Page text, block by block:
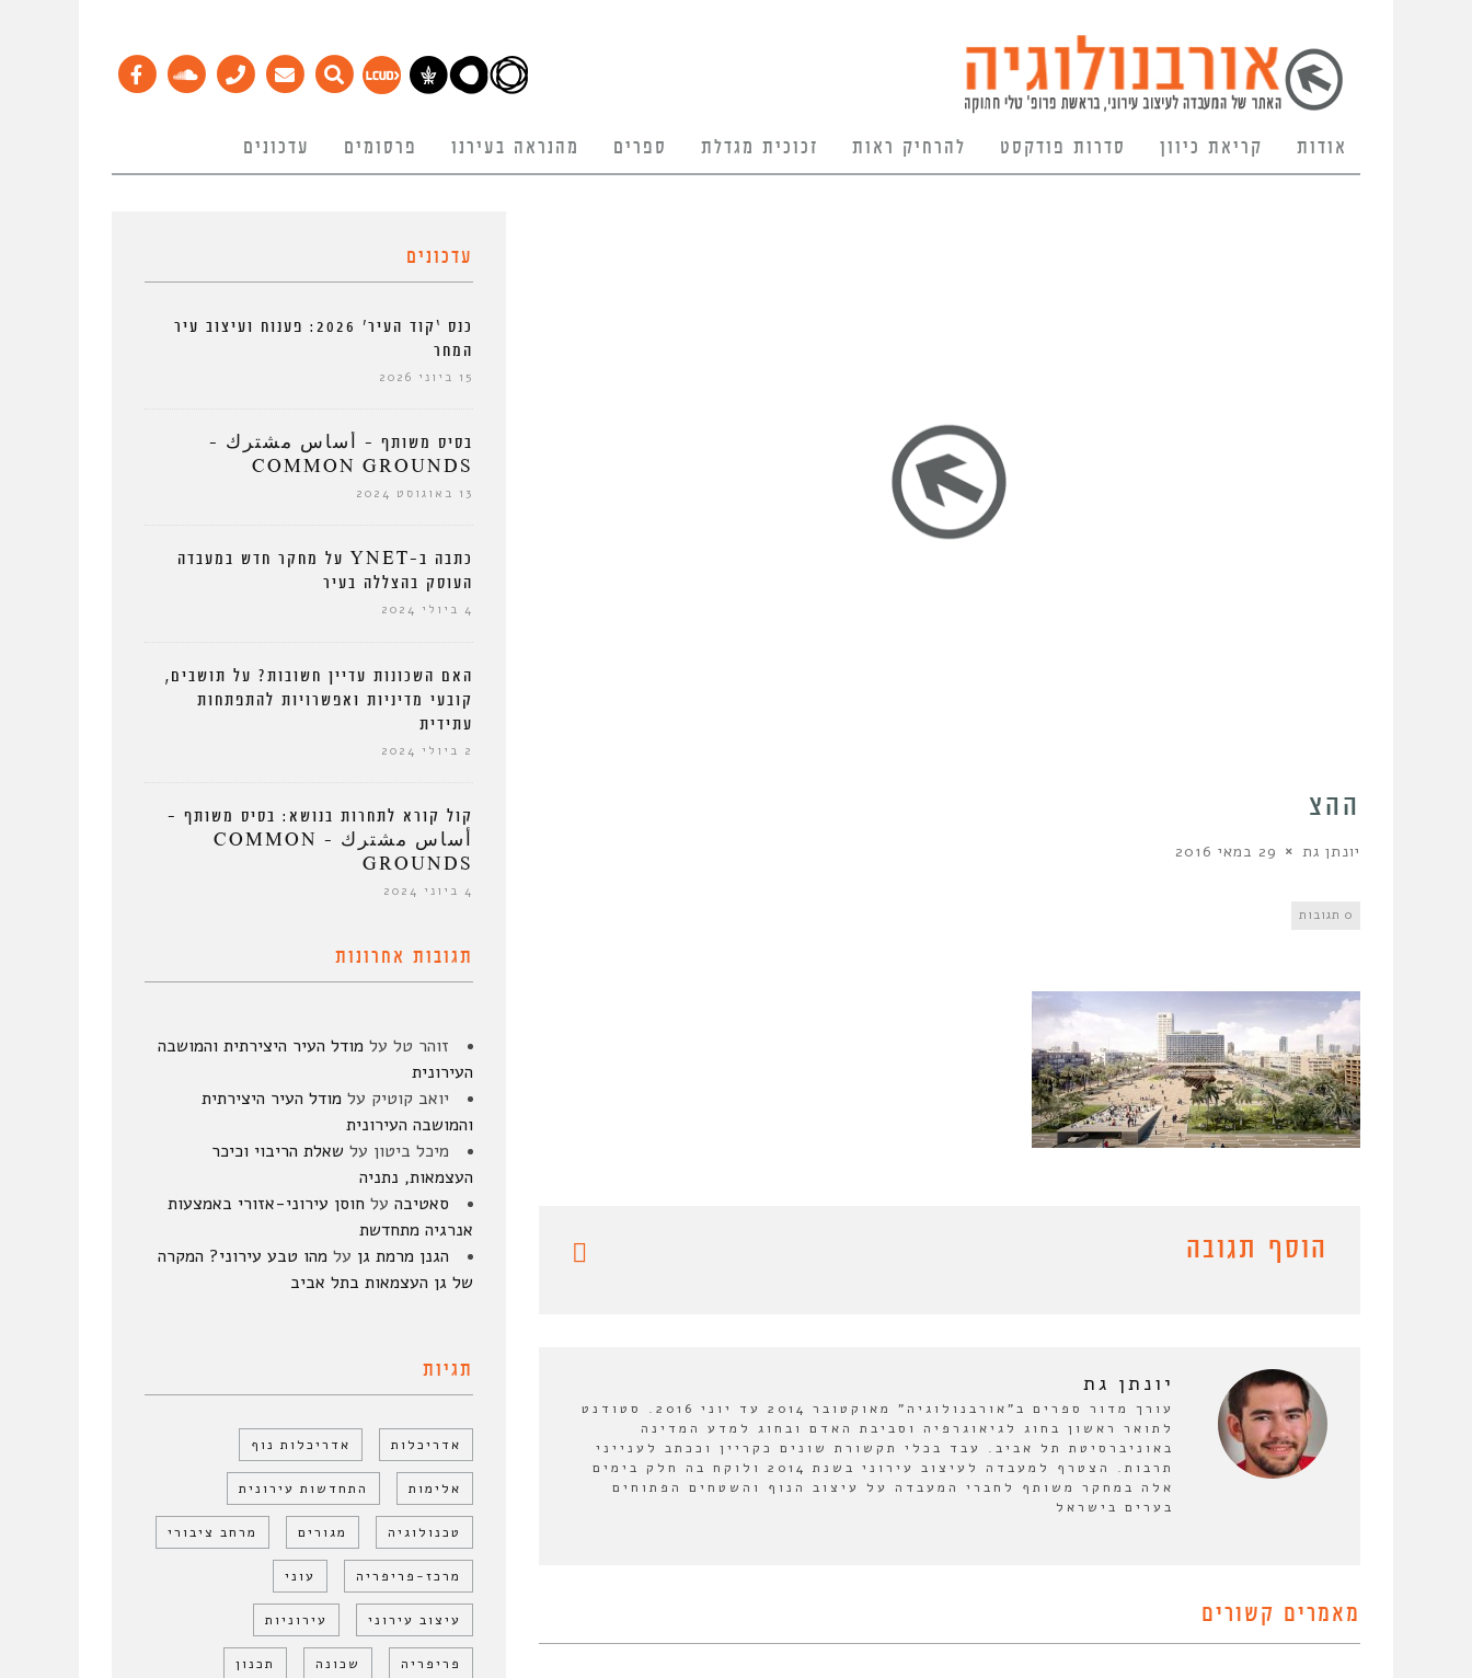
אודות קריאת כיוון סדרות פודקסט להרחיק ראות זכוכית מגדלת ספרים מהנראה בעירנו פרסומים עדכונים
ההצ
יונתן גת 29 במאי 2016
0 תגובות
הוסף תגובה
יונתן גת
עורך מדור ספרים ב"אורבנולוגיה" מאוקטובר 2014 עד יוני 2016. סטודנט
לתואר ראשון בחוג לגיאוגרפיה וסביבת האדם ובחוג למדע המדינה
באוניברסיטת תל אביב. עבד בכלי תקשורת שונים כקריין וככתב לענייני
תרבות. הצטרף למעבדה לעיצוב עירוני בשנת 2014 ולוקח בה חלק בימים
אלה במחקר משותף לחברי המעבדה על עיצוב הנוף והשטחים הפתוחים
בערים בישראל
מאמרים קשורים
עדכונים
כנס ‘קוד העיר’ 2026: פענוח ועיצוב עיר
המחר
15 ביוני 2026
בסיס משותף – أساس مشترك –
COMMON GROUNDS
13 באוגוסט 2024
כתבה ב-YNET על מחקר חדש במעבדה
העוסק בהצללה בעיר
4 ביולי 2024
האם השכונות עדיין חשובות? על תושבים,
קובעי מדיניות ואפשרויות להתפתחות
עתידית
2 ביולי 2024
קול קורא לתחרות בנושא: בסיס משותף –
أساس مشترك – COMMON
GROUNDS
4 ביוני 2024
תגובות אחרונות
זוהר טל על מודל העיר היצירתית והמושבה
העירונית
יואב קוטיק על מודל העיר היצירתית
והמושבה העירונית
מיכל ביטון על שאלת הריבוי וכיכר
העצמאות, נתניה
סאטיבה על חוסן עירוני-אזורי באמצעות
אנרגיה מתחדשת
הגנן מרמת גן על מהו טבע עירוני? המקרה
של גן העצמאות בתל אביב
תגיות
אדריכלות אדריכלות נוף
אלימות התחדשות עירונית
טכנולוגיה מגורים מרחב ציבורי
מרכז-פריפריה עוני
עיצוב עירוני עירוניות
פריפריה שכונה תכנון